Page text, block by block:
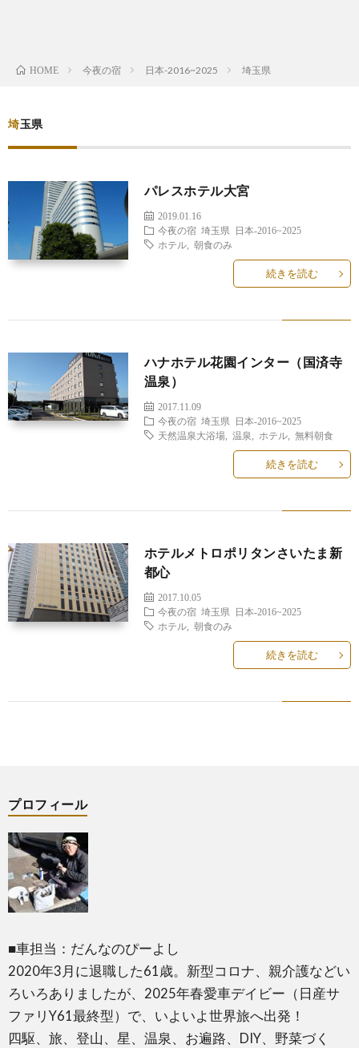
HOME 今夜の宿 日本-2016~2025 埼玉県
埼玉県
パレスホテル大宮
2019.01.16
今夜の宿 埼玉県
日本-2016~2025
ホテル, 朝食のみ
続きを読む
ハナホテル花園インター（国済寺
温泉）
2017.11.09
今夜の宿 埼玉県
日本-2016~2025
天然温泉大浴場, 温泉 ホテル, 無料朝食
続きを読む
ホテルメトロポリタンさいたま新
都心
2017.10.05
今夜の宿 埼玉県
日本-2016~2025
ホテル, 朝食のみ
続きを読む
プロフィール
■車担当：だんなのぴーよし
2020年3月に退職した61歳。新型コロナ、親介護などい
ろいろありましたが、2025年春愛車デイビー（日産サ
ファリY61最終型）で、いよいよ世界旅へ出発！
四駆、旅、登山、星、温泉、お遍路、DIY、野菜づく